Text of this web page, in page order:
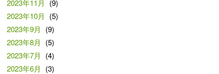
2023年11月
(9)
2023年10月
(5)
2023年9月
(9)
2023年8月
(5)
2023年7月
(4)
2023年6月
(3)